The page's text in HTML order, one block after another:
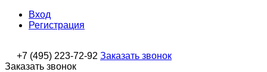
Вход
Регистрация
+7 (495) 223-72-92 Заказать звонок
Заказать звонок